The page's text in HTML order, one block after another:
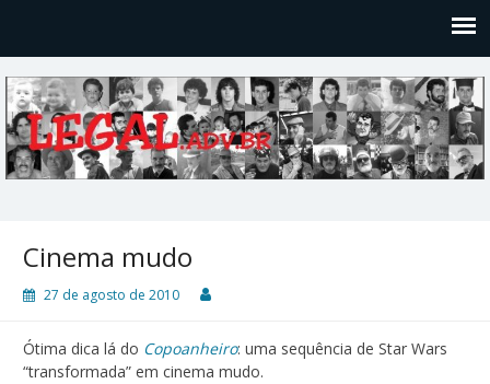
Cinema mudo
27 de agosto de 2010
Ótima dica lá do Copoanheiro: uma sequência de Star Wars
“transformada” em cinema mudo.